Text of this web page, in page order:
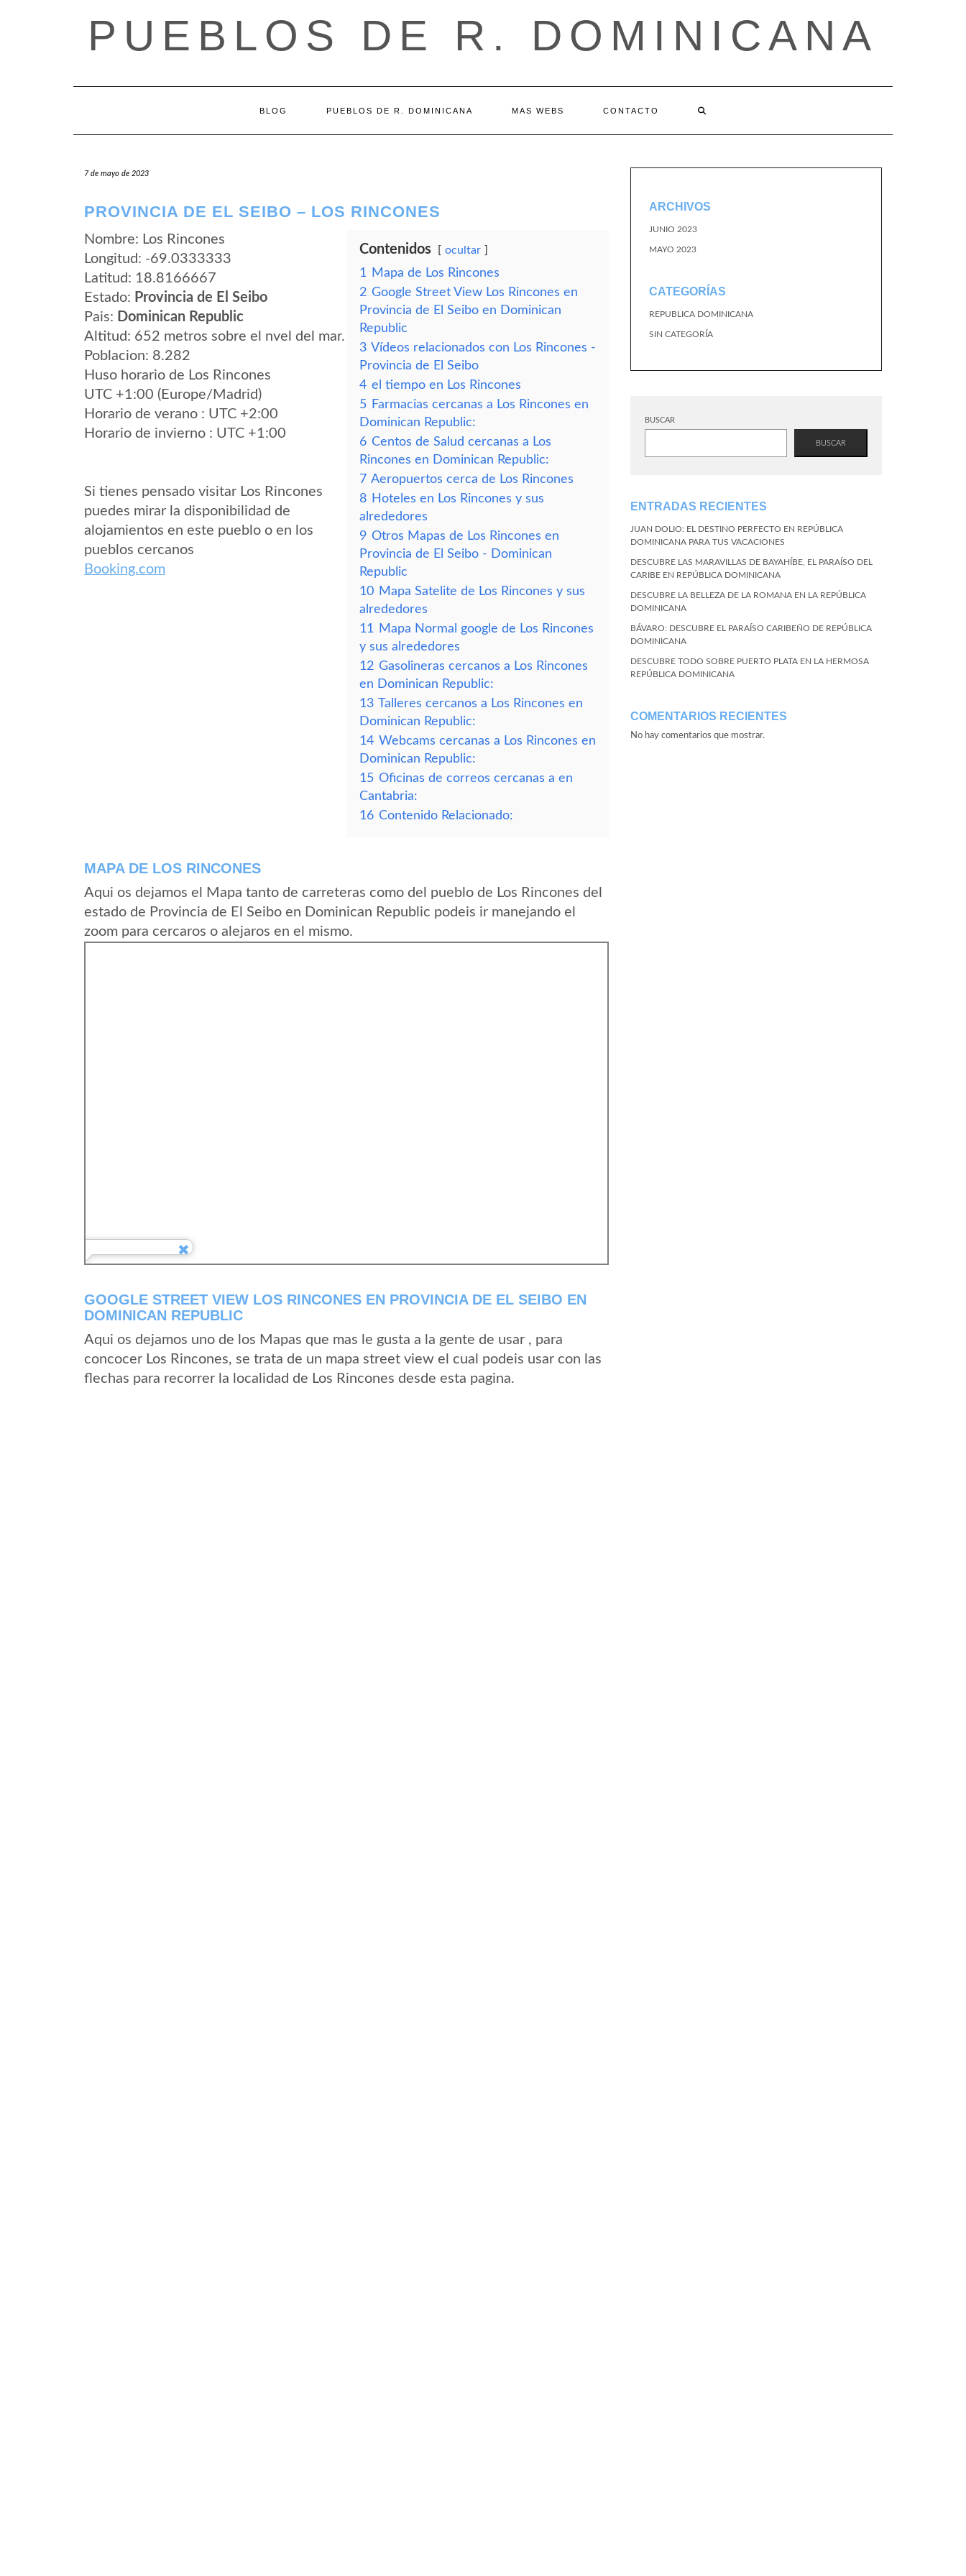
PUEBLOS DE R. DOMINICANA
BLOG PUEBLOS DE R. DOMINICANA MAS WEBS CONTACTO
7 de mayo de 2023
PROVINCIA DE EL SEIBO – LOS RINCONES
Nombre: Los Rincones
Longitud: -69.0333333
Latitud: 18.8166667
Estado: Provincia de El Seibo
Pais: Dominican Republic
Altitud: 652 metros sobre el nvel del mar.
Poblacion: 8.282
Huso horario de Los Rincones
UTC +1:00 (Europe/Madrid)
Horario de verano : UTC +2:00
Horario de invierno : UTC +1:00
Si tienes pensado visitar Los Rincones
puedes mirar la disponibilidad de
alojamientos en este pueblo o en los
pueblos cercanos
Booking.com
Contenidos ocultar
1
Mapa de Los Rincones
2 Google Street View Los Rincones en
Provincia de El Seibo en Dominican
Republic
3 Vídeos relacionados con Los Rincones -
Provincia de El Seibo
4 el tiempo en Los Rincones
5 Farmacias cercanas a Los Rincones en
Dominican Republic:
6 Centos de Salud cercanas a Los
Rincones en Dominican Republic:
7 Aeropuertos cerca de Los Rincones
8 Hoteles en Los Rincones y sus
alrededores
9 Otros Mapas de Los Rincones en
Provincia de El Seibo - Dominican
Republic
10 Mapa Satelite de Los Rincones y sus
alrededores
11
Mapa Normal google de Los Rincones
y sus alrededores
12 Gasolineras cercanos a Los Rincones
en Dominican Republic:
13 Talleres cercanos a Los Rincones en
Dominican Republic:
14 Webcams cercanas a Los Rincones en
Dominican Republic:
15 Oficinas de correos cercanas a en
Cantabria:
16 Contenido Relacionado:
MAPA DE LOS RINCONES
Aqui os dejamos el Mapa tanto de carreteras como del pueblo de Los Rincones del
estado de Provincia de El Seibo en Dominican Republic podeis ir manejando el
zoom para cercaros o alejaros en el mismo.
GOOGLE STREET VIEW LOS RINCONES EN PROVINCIA DE EL SEIBO EN
DOMINICAN REPUBLIC
Aqui os dejamos uno de los Mapas que mas le gusta a la gente de usar , para
concocer Los Rincones, se trata de un mapa street view el cual podeis usar con las
flechas para recorrer la localidad de Los Rincones desde esta pagina.
ARCHIVOS
JUNIO 2023
MAYO 2023
CATEGORÍAS
REPUBLICA DOMINICANA
SIN CATEGORÍA
BUSCAR
BUSCAR
ENTRADAS RECIENTES
JUAN DOLIO: EL DESTINO PERFECTO EN REPÚBLICA
DOMINICANA PARA TUS VACACIONES
DESCUBRE LAS MARAVILLAS DE BAYAHÍBE, EL PARAÍSO DEL
CARIBE EN REPÚBLICA DOMINICANA
DESCUBRE LA BELLEZA DE LA ROMANA EN LA REPÚBLICA
DOMINICANA
BÁVARO: DESCUBRE EL PARAÍSO CARIBEÑO DE REPÚBLICA
DOMINICANA
DESCUBRE TODO SOBRE PUERTO PLATA EN LA HERMOSA
REPÚBLICA DOMINICANA
COMENTARIOS RECIENTES
No hay comentarios que mostrar.